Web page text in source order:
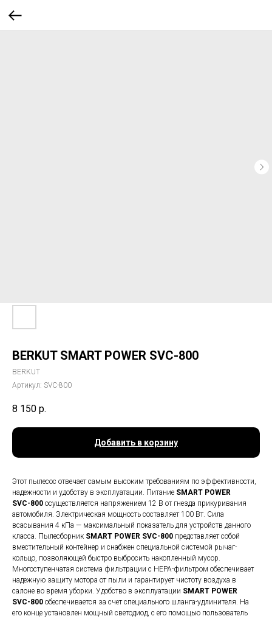
BERKUT SMART POWER SVC-800
BERKUT
Артикул: SVC-800
8 150 р.
Добавить в корзину
Этот пылесос отвечает самым высоким требованиям по эффективности,
надежности и удобству в эксплуатации. Питание SMART POWER
SVС-800 осуществляется напряжением 12 В от гнезда прикуривания
автомобиля. Электрическая мощность составляет 100 Вт. Сила
всасывания 4 кПа — максимальный показатель для устройств данного
класса. Пылесборник SMART POWER SVС-800 представляет собой
вместительный контейнер и снабжен специальной системой рычаг-
кольцо, позволяющей быстро выбросить накопленный мусор.
Многоступенчатая система фильтрации с HEPA-фильтром обеспечивает
надежную защиту мотора от пыли и гарантирует чистоту воздуха в
салоне во время уборки. Удобство в эксплуатации SMART POWER
SVС-800 обеспечивается за счет специального шланга-удлинителя. На
его конце установлен мощный светодиод, с его помощью пользователь